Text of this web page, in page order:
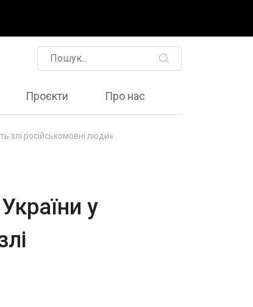
Проєкти Про нас
злі російськомовні люди»
у